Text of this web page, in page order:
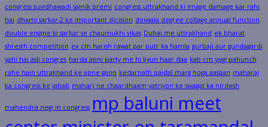
congress suvidhawadi sainik premi congress uttrakhand ki image damage kar rahi
hai dhami sarkar-2 ke important dicision doiwala degree collage annual function
double engine ki sarkar se chaumukhi vikas Dubai me uttrakhand ek bharat
shresth competition ex cm harish rawat par putr ka hamla gurbaji aur gundagardi
yahi hai asli congres harda apni party me hi kyun haar daa kab cm yogi pahunch
rahe hain uttrakhand ke apne gaon kedarnath paidal marg hoga aasaan maharaj
ka congress ko jabab maharj ne chaardhaam yatriyon ke swagat ka nirdesh
mahendra negi in congress mp baluni meet